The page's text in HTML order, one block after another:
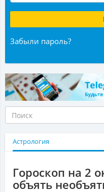
Забыли пароль?
Астрология
Гороскоп на 2
объять